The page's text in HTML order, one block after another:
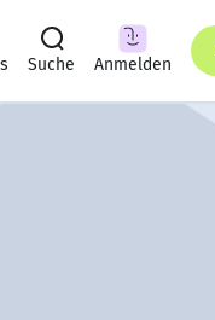
Suche Anmelden